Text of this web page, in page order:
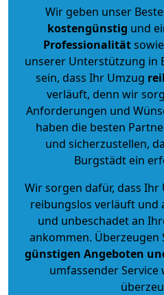
Wir geben unser
kostengünstig und
Professionalität
unserer Unterstützung in
sein, dass Ihr Umzug
verläuft, denn wir
Anforderungen und
haben die besten
und sicherzustellen,
Burgstädt ein
Wir sorgen dafür, dass
reibungslos verläuft und
und unbeschadet an
ankommen. Überzeugen
günstigen Angeboten
umfassender